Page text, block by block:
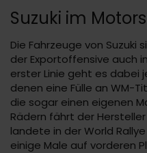
Suzuki im
Die Fahrzeuge von Suzuki
der Exportoffensive auch
erster Linie geht es dabei
denen eine Fülle an WM-
die sogar einen eigenen
Rädern fährt der
landete in der World
einige Male auf vorderen